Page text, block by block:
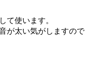
て使います。
が太い気がしますので